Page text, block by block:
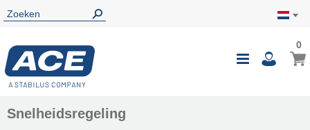
Toggle
00
Snelheidsregeling